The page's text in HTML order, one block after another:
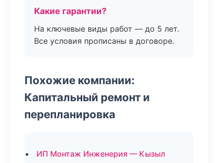
Какие гарантии?
На ключевые виды работ — до 5 лет.
Все условия прописаны в договоре.
Похожие компании:
Капитальный ремонт и
перепланировка
ИП Монтаж Инженерия — Кызыл